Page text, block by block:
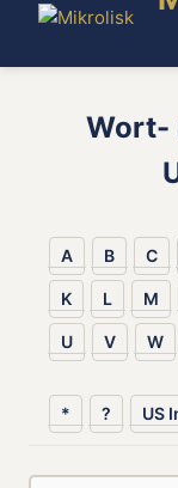
Wort-
A B C
K L M
U V W
* ? US